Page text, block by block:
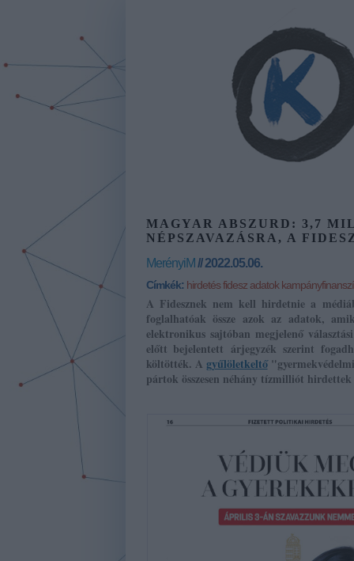
MAGYAR ABSZURD: 3,7
NÉPSZAVAZÁSRA, A
MerényiM // 2022.05.06.
Címkék: hirdetés fidesz adatok
A Fidesznek nem kell hirdetnie a
foglalhatóak össze azok az adatok,
elektronikus sajtóban megjelenő
előtt bejelentett árjegyzék szerint
költötték. A gyűlöletkeltő
pártok összesen néhány tízmilliót